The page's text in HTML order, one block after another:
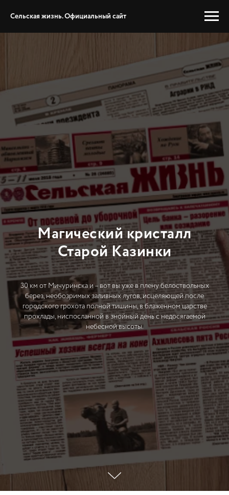
Сельская жизнь. Официальный сайт
Магический кристалл
Старой Казинки
30 км от Мичуринска и – вот вы уже в плену белоствольных
берез, необозримых заливных лугов, исцеляющей после
городского грохота полной тишины, в блаженном царстве
прохлады, ниспосланной в знойный день с недосягаемой
небесной высоты.